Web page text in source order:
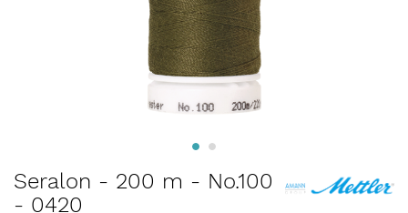
Anfang
der
Seralon - 200 m - No.100
- 0420